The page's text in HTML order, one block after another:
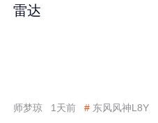
雷达
师梦琼 1天前 # 东风风神L8Y